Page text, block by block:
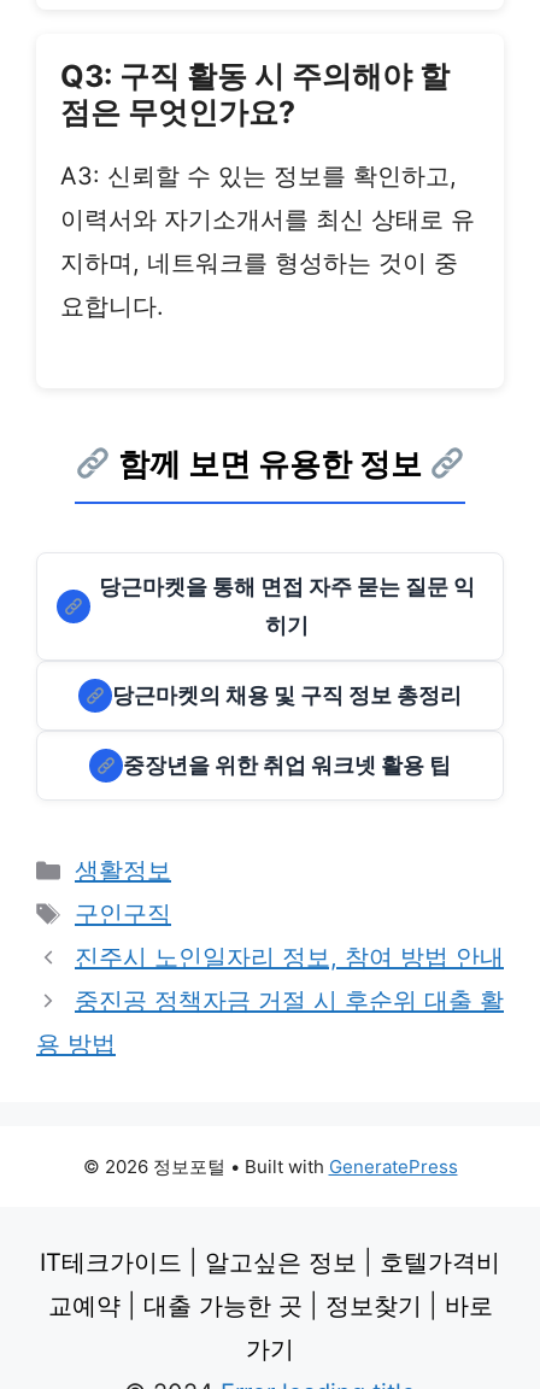
Q3: 구직 활동 시 주의해야 할
점은 무엇인가요?
A3: 신뢰할 수 있는 정보를 확인하고,
이력서와 자기소개서를 최신 상태로 유
지하며, 네트워크를 형성하는 것이 중
요합니다.
함께 보면 유용한 정보
당근마켓을 통해 면접 자주 묻는 질문 익
히기
당근마켓의 채용 및 구직 정보 총정리
중장년을 위한 취업 워크넷 활용 팁
Categories
생활정보
Tags
구인구직
진주시 노인일자리 정보, 참여 방법 안내
중진공 정책자금 거절 시 후순위 대출 활
용 방법
© 2026 정보포털 • Built with GeneratePress
IT테크가이드 알고싶은 정보
호텔가격비
교예약| 대출 가능한 곳 정보찾기
바로
가기